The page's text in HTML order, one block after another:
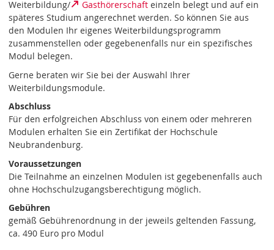
Weiterbildung/
Gasthörerschaft einzeln belegt und auf ein
späteres Studium angerechnet werden. So können Sie aus
den Modulen Ihr eigenes Weiterbildungsprogramm
zusammenstellen oder gegebenenfalls nur ein spezifisches
Modul belegen.
Gerne beraten wir Sie bei der Auswahl Ihrer
Weiterbildungsmodule.
Abschluss
Für den erfolgreichen Abschluss von einem oder mehreren
Modulen erhalten Sie ein Zertifikat der Hochschule
Neubrandenburg.
Voraussetzungen
Die Teilnahme an einzelnen Modulen ist gegebenenfalls auch
ohne Hochschulzugangsberechtigung möglich.
Gebühren
gemäß Gebührenordnung in der jeweils geltenden Fassung,
ca. 490 Euro pro Modul